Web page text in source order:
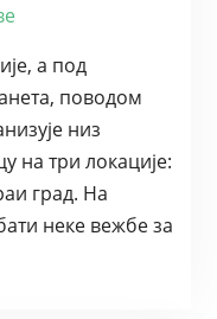
а под
поводом
низ
на три локације:
град. На
неке вежбе за